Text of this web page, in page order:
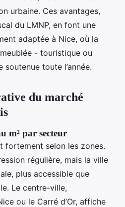
urbaine. Ces avantages,
du LMNP, en font une
adaptée à Nice, où la
- touristique ou
toute l’année.
du marché
m² par secteur
fortement selon les zones.
régulière, mais la ville
plus accessible que
Le centre-ville,
ou le Carré d’Or, affiche